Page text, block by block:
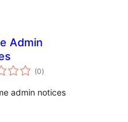
Admin
(0értékelés
összesen
)
admin notices